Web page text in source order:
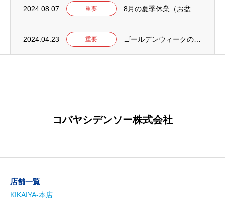
2024.08.07 重要
2024.04.23 重要
コバヤシデンソー株式会社
店舗一覧
KIKAIYA-本店